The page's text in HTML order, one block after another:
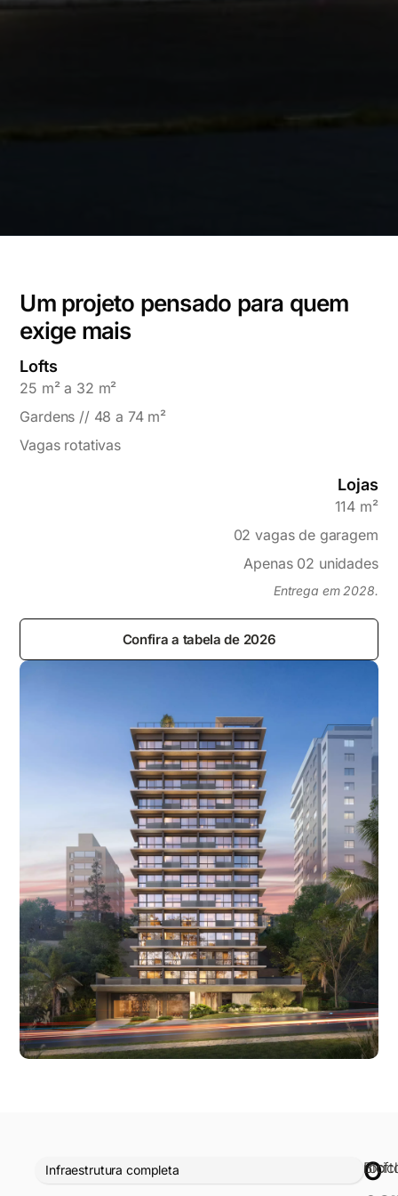
Um projeto pensado para quem
exige mais
Lofts
25 m² a 32 m²
Gardens // 48 a 74 m²
Vagas rotativas
Lojas
114 m²
02 vagas de garagem
Apenas 02 unidades
Entrega em 2028.
Confira a tabela de 2026
Infraestrutura completa
O